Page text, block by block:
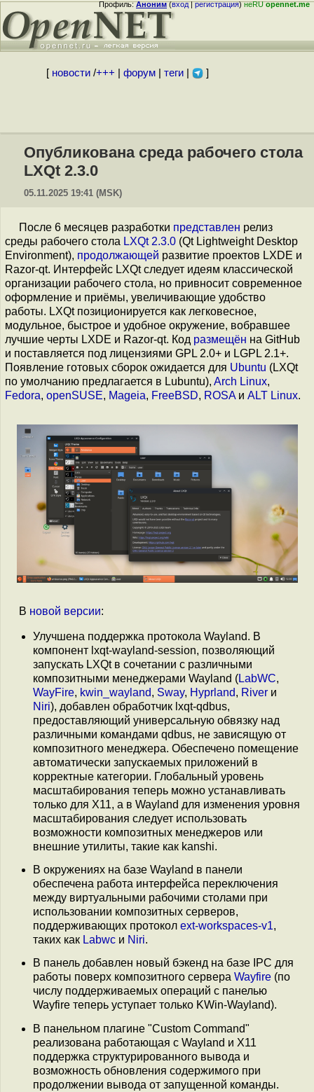
Профиль:Аноним(вход|регистрация)неRUopennet.me
[ новости/+++ форум| теги| ]
Опубликована среда рабочего стола
LXQt 2.3.0
05.11.2025 19:41 (MSK)
После 6 месяцев разработки представлен релиз
среды рабочего стола LXQt 2.3.0 (Qt Lightweight Desktop
Environment), продолжающей развитие проектов LXDE и
Razor-qt. Интерфейс LXQt следует идеям классической
организации рабочего стола, но привносит современное
оформление и приёмы, увеличивающие удобство
работы. LXQt позиционируется как легковесное,
модульное, быстрое и удобное окружение, вобравшее
лучшие черты LXDE и Razor-qt. Код размещён на GitHub
и поставляется под лицензиями GPL 2.0+ и LGPL 2.1+.
Появление готовых сборок ожидается для Ubuntu (LXQt
по умолчанию предлагается в Lubuntu), Arch Linux,
Fedora, openSUSE, Mageia, FreeBSD, ROSA и ALT Linux.
В новой версии:
Улучшена поддержка протокола Wayland. В
компонент lxqt-wayland-session, позволяющий
запускать LXQt в сочетании с различными
композитными менеджерами Wayland (LabWC,
WayFire, kwin_wayland, Sway, Hyprland, River и
Niri), добавлен обработчик lxqt-qdbus,
предоставляющий универсальную обвязку над
различными командами qdbus, не зависящую от
композитного менеджера. Обеспечено помещение
автоматически запускаемых приложений в
корректные категории. Глобальный уровень
масштабирования теперь можно устанавливать
только для X11, а в Wayland для изменения уровня
масштабирования следует использовать
возможности композитных менеджеров или
внешние утилиты, такие как kanshi.
В окружениях на базе Wayland в панели
обеспечена работа интерфейса переключения
между виртуальными рабочими столами при
использовании композитных серверов,
поддерживающих протокол ext-workspaces-v1,
таких как Labwc и Niri.
В панель добавлен новый бэкенд на базе IPC для
работы поверх композитного сервера Wayfire (по
числу поддерживаемых операций с панелью
Wayfire теперь уступает только KWin-Wayland).
В панельном плагине "Custom Command"
реализована работающая с Wayland и X11
поддержка структурированного вывода и
возможность обновления содержимого при
продолжении вывода от запущенной команды.